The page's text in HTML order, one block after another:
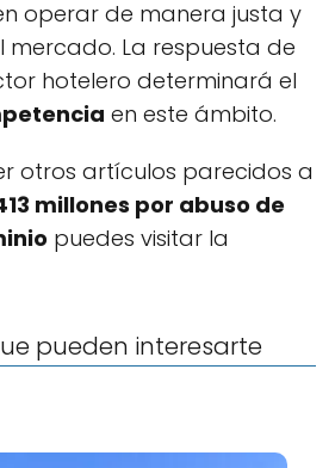
operar de manera justa y
mercado. La respuesta de
hotelero determinará el
en este ámbito.
otros artículos parecidos a
millones por abuso de
puedes visitar la
pueden interesarte